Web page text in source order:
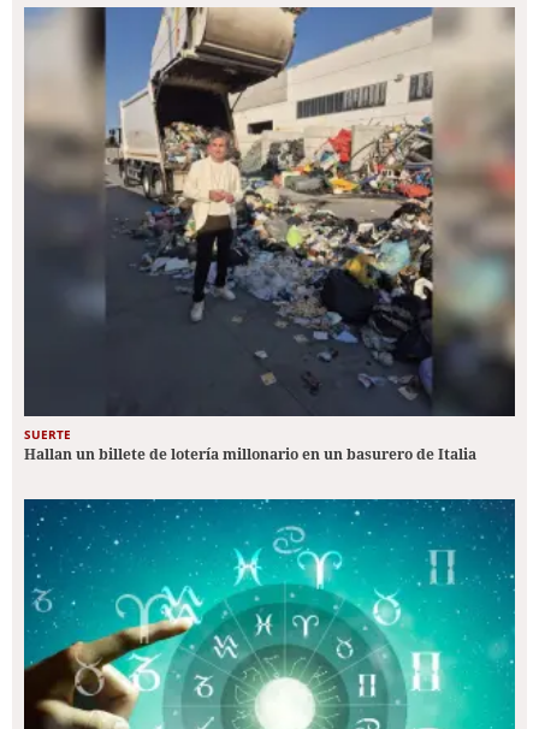
SUERTE
Hallan un billete de lotería millonario en un basurero de Italia